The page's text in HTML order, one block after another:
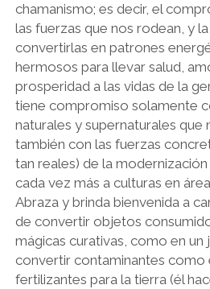
chamanismo; es decir, el
las fuerzas que nos rodean, y
convertirlas en patrones
hermosos para llevar salud,
prosperidad a las vidas de la
tiene compromiso solamente
naturales y supernaturales que
también con las fuerzas
tan reales) de la
cada vez más a culturas en
Abraza y brinda bienvenida a
de convertir objetos
mágicas curativas, como en un
convertir contaminantes como
fertilizantes para la tierra (él